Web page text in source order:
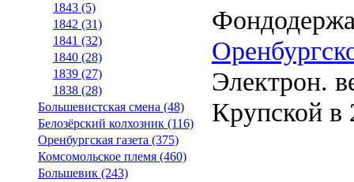
1843 (5)
1842 (31)
1841 (32)
1840 (28)
1839 (27)
1838 (28)
Большевистская смена (48)
Белозёрский колхозник (116)
Оренбургская газета (375)
Комсомольское племя (460)
Большевик (243)
Электрон.
Крупской в